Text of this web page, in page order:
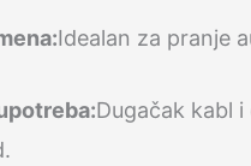
Idealan za pranje
Dugačak kabl